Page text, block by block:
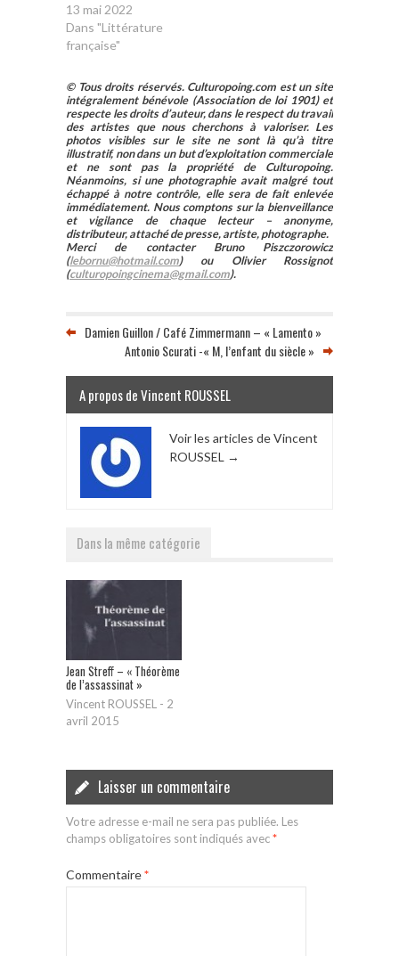
13 mai 2022
Dans "Littérature
française"
© Tous droits réservés. Culturopoing.com est un site
intégralement bénévole (Association de loi 1901) et
respecte les droits d’auteur, dans le respect du travail
des artistes que nous cherchons à valoriser. Les
photos visibles sur le site ne sont là qu’à titre
illustratif, non dans un but d’exploitation commerciale
et ne sont pas la propriété de Culturopoing.
Néanmoins, si une photographie avait malgré tout
échappé à notre contrôle, elle sera de fait enlevée
immédiatement. Nous comptons sur la bienveillance
et vigilance de chaque lecteur – anonyme,
distributeur, attaché de presse, artiste, photographe.
Merci de contacter Bruno Piszczorowicz
(lebornu@hotmail.com) ou Olivier Rossignot
(culturopoingcinema@gmail.com).
Damien Guillon / Café Zimmermann – « Lamento »
Antonio Scurati -« M, l’enfant du siècle »
A propos de Vincent ROUSSEL
Voir les articles de Vincent
ROUSSEL →
Dans la même catégorie
Jean Streff – « Théorème
de l’assassinat »
Vincent ROUSSEL - 2
avril 2015
Laisser un commentaire
Votre adresse e-mail ne sera pas publiée. Les
champs obligatoires sont indiqués avec*
Commentaire*